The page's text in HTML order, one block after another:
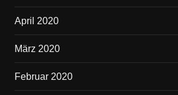
April 2020
März 2020
Februar 2020